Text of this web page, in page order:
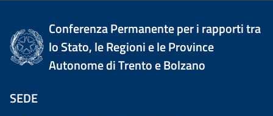
Conferenza Permanente per i rapporti tra
lo Stato, le Regioni e le Province
Autonome di Trento e Bolzano
SEDE